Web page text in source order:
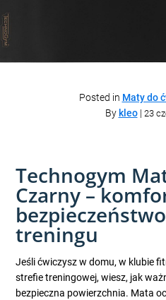
Posted in Maty do
By kleo| 23
Technogym
Czarny –
treningu
Jeśli ćwiczysz w domu, w klubie
strefie treningowej, wiesz, jak
bezpieczna powierzchnia. Mata